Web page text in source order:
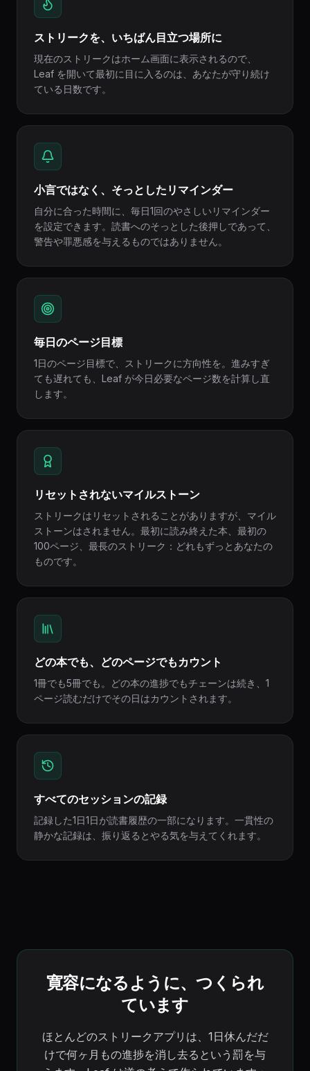
ストリークを、いちばん目立つ場所に
現在のストリークはホーム画面に表示されるので、
Leaf を開いて最初に目に入るのは、あなたが守り続け
ている日数です。
小言ではなく、そっとしたリマインダー
自分に合った時間に、毎日1回のやさしいリマインダー
を設定できます。読書へのそっとした後押しであって、
警告や罪悪感を与えるものではありません。
毎日のページ目標
1日のページ目標で、ストリークに方向性を。進みすぎ
ても遅れても、Leaf が今日必要なページ数を計算し直
します。
リセットされないマイルストーン
ストリークはリセットされることがありますが、マイル
ストーンはされません。最初に読み終えた本、最初の
100ページ、最長のストリーク：どれもずっとあなたの
ものです。
どの本でも、どのページでもカウント
1冊でも5冊でも。どの本の進捗でもチェーンは続き、1
ページ読むだけでその日はカウントされます。
すべてのセッションの記録
記録した1日1日が読書履歴の一部になります。一貫性の
静かな記録は、振り返るとやる気を与えてくれます。
寛容になるように、つくられ
ています
ほとんどのストリークアプリは、1日休んだだ
けで何ヶ月もの進捗を消し去るという罰を与